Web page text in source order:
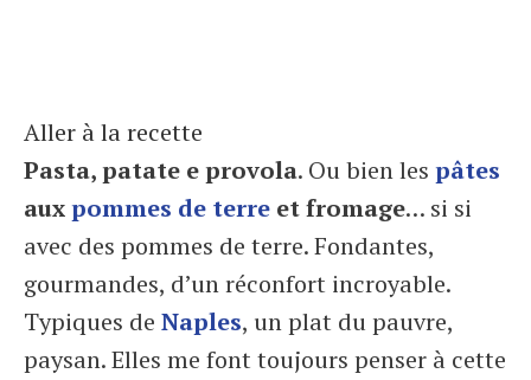
Aller à la recette
Pasta, patate e provola. Ou bien les pâtes
auxpommes de terre et fromage… si si
avec des pommes de terre. Fondantes,
gourmandes, d’un réconfort incroyable.
Typiques de Naples, un plat du pauvre,
paysan. Elles me font toujours penser à cette